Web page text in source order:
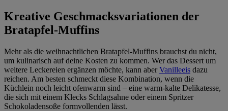
Kreative Geschmacksvariationen der
Bratapfel-Muffins
Mehr als die weihnachtlichen Bratapfel-Muffins brauchst du nicht,
um kulinarisch auf deine Kosten zu kommen. Wer das Dessert um
weitere Leckereien ergänzen möchte, kann aberVanilleeis dazu
reichen. Am besten schmeckt diese Kombination, wenn die
Küchlein noch leicht ofenwarm sind – eine warm-kalte Delikatesse,
die sich mit einem Klecks Schlagsahne oder einem Spritzer
Schokoladensoße formvollenden lässt.